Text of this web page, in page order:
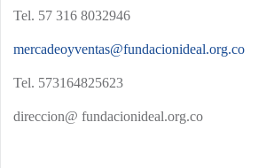
Tel. 57 316 8032946
mercadeoyventas@fundacionideal.org.co
Tel. 573164825623
direccion@ fundacionideal.org.co